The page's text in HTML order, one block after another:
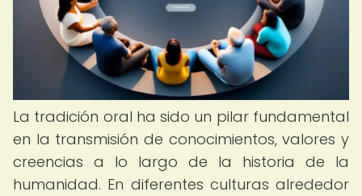
La tradición oral ha sido un pilar fundamental
en la transmisión de conocimientos, valores y
creencias a lo largo de la historia de la
humanidad. En diferentes culturas alrededor